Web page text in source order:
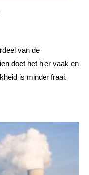
van de
doet het hier vaak en
is minder fraai.